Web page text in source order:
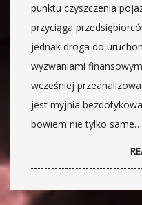
punktu czyszczenia
przyciąga
jednak droga do
wyzwaniami
wcześniej
jest myjnia
bowiem nie tylko same…